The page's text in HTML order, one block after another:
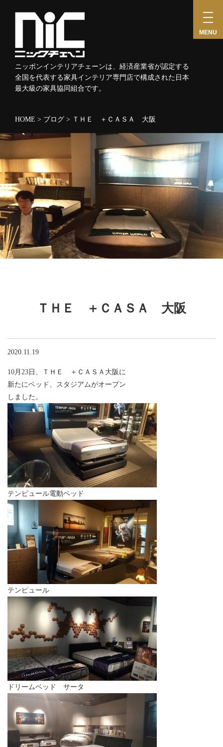
ニッポンインテリアチェーンは、経済産業省が認定する
全国を代表する家具インテリア専門店で構成された日本
最大級の家具協同組合です。
MENU
HOME > ブログ > ＴＨＥ ＋ＣＡＳＡ 大阪
ＴＨＥ ＋ＣＡＳＡ 大阪
2020.11.19
10月23日、ＴＨＥ ＋ＣＡＳＡ大阪に
新たにベッド、スタジアムがオープン
しました。
テンピュール電動ベッド
テンピュール
ドリームベッド サータ